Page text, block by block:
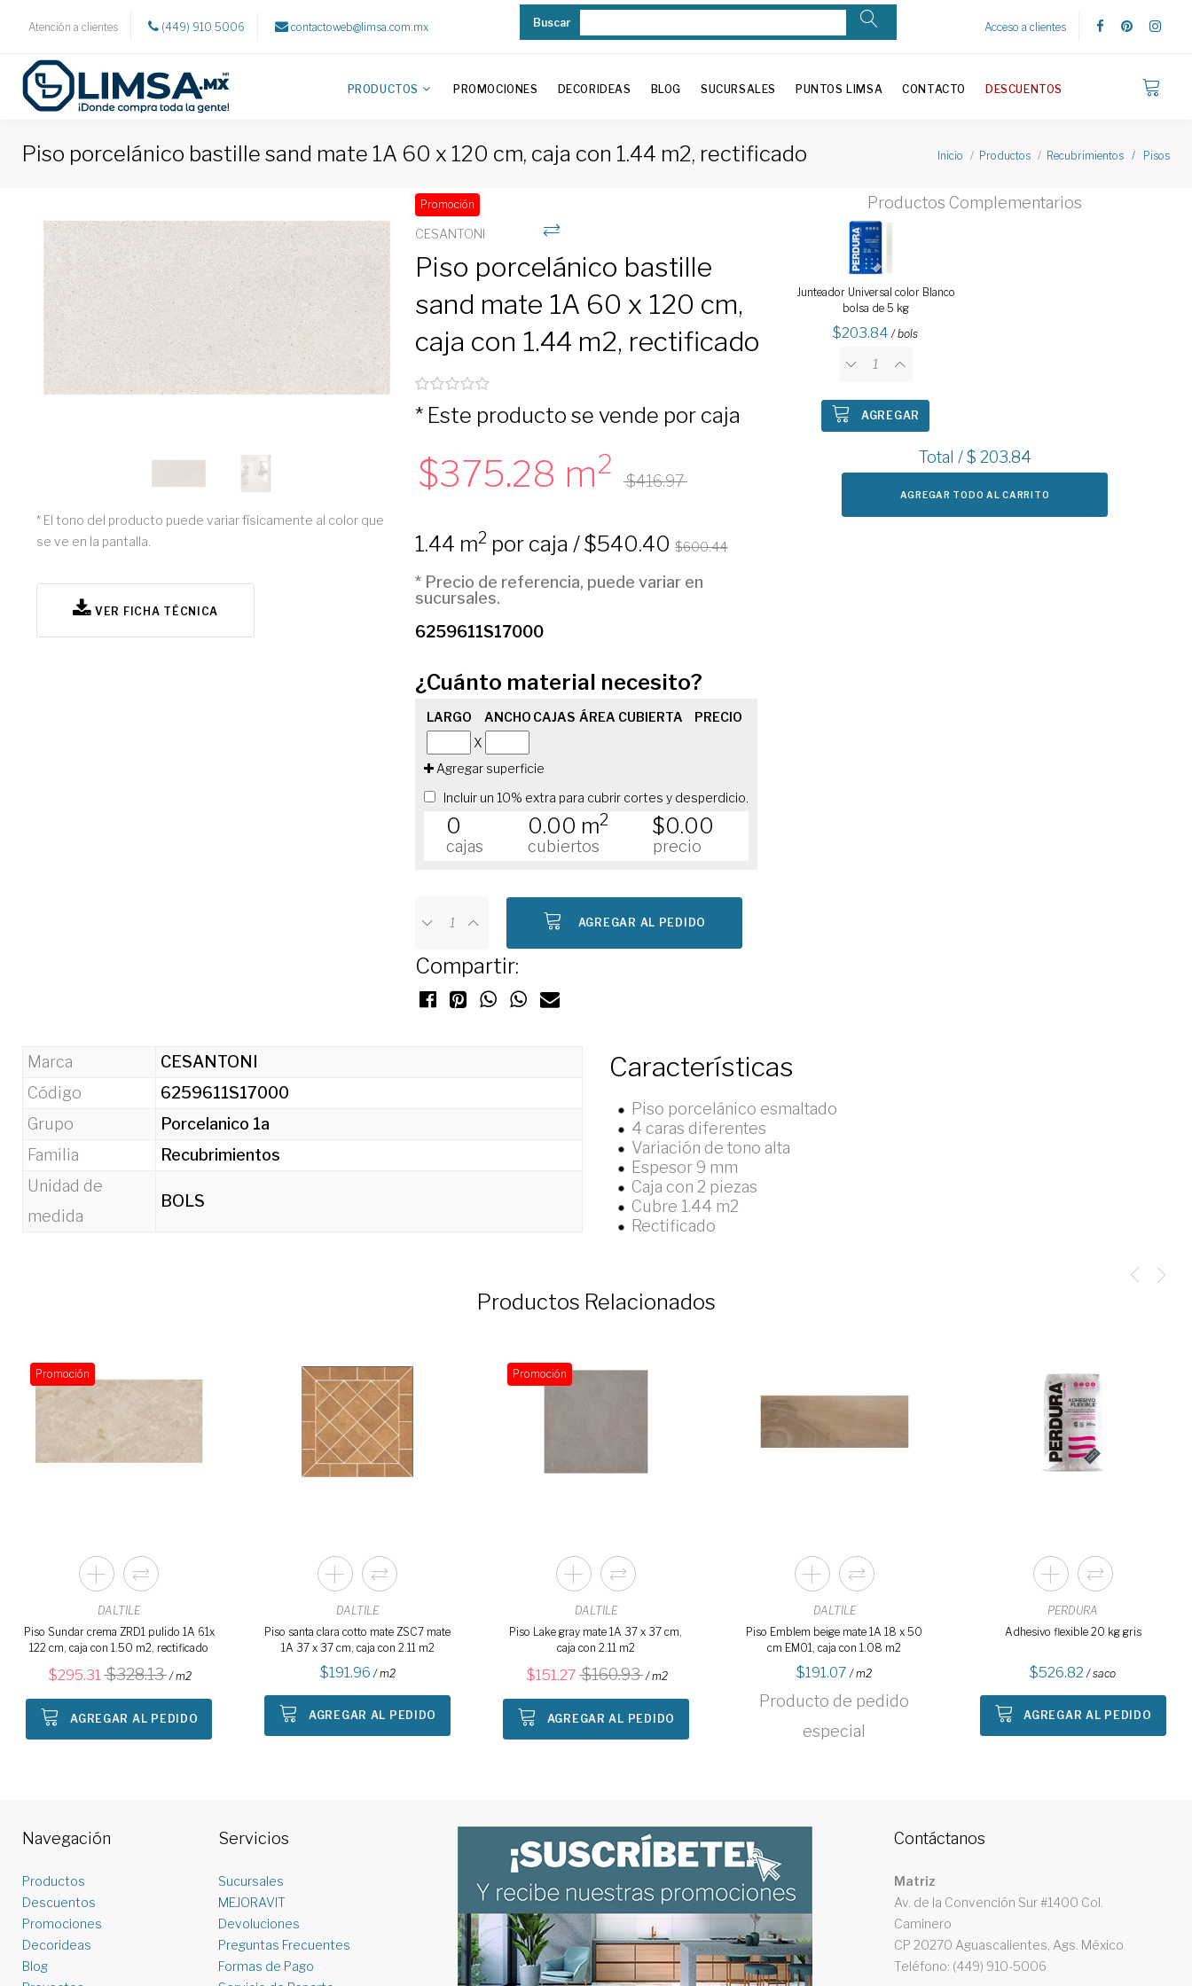
Atención a clientes (449) 910 5006 contactoweb@limsa.com.mx Buscar Acceso a clientes
PRODUCTOS PROMOCIONES DECORIDEAS BLOG SUCURSALES PUNTOS LIMSA CONTACTO DESCUENTOS
Piso porcelánico bastille sand mate 1A 60 x 120 cm, caja con 1.44 m2, rectificado Inicio Productos Recubrimientos / Pisos
* El tono del producto puede variar físicamente al color que
se ve en la pantalla.
Promoción
CESANTONI
Piso porcelánico bastille
sand mate 1A 60 x 120 cm,
caja con 1.44 m2, rectificado
* Este producto se vende por caja
375.28 m2
416.97
1.44 m2 por caja / $540.40$600.44
* Precio de referencia, puede variar en
sucursales.
6259611S17000
¿Cuánto material necesito?
LARGO ANCHO CAJAS ÁREA CUBIERTA
PRECIO
X
Agregar superficie
Incluir un 10% extra para cubrir cortes y desperdicio.
0
cajas
0.00 m2
cubiertos
$0.00
precio
AGREGAR AL PEDIDO
Compartir:
Productos Complementarios
Junteador Universal color Blanco
bolsa de 5 kg
203.84 / bols
AGREGAR
Total / $ 203.84
AGREGAR TODO AL CARRITO
Marca
CESANTONI
Código
6259611S17000
Grupo
Porcelanico 1a
Familia
Recubrimientos
Unidad de
medida
BOLS
Características
Piso porcelánico esmaltado
4 caras diferentes
Variación de tono alta
Espesor 9 mm
Caja con 2 piezas
Cubre 1.44 m2
Rectificado
Productos Relacionados
Promoción
DALTILE
Piso Sundar crema ZRD1 pulido 1A 61x
122 cm, caja con 1.50 m2, rectificado
295.31 328.13 / m2
AGREGAR AL PEDIDO
DALTILE
Piso santa clara cotto mate ZSC7 mate
1A 37 x 37 cm, caja con 2.11 m2
191.96 / m2
AGREGAR AL PEDIDO
Promoción
DALTILE
Piso Lake gray mate 1A 37 x 37 cm,
caja con 2.11 m2
151.27 160.93 / m2
AGREGAR AL PEDIDO
DALTILE
Piso Emblem beige mate 1A 18 x 50
cm EM01, caja con 1.08 m2
191.07 / m2
Producto de pedido
especial
PERDURA
Adhesivo flexible 20 kg gris
526.82 / saco
AGREGAR AL PEDIDO
Navegación
Productos
Descuentos
Promociones
Decorideas
Blog
Servicios
Sucursales
MEJORAVIT
Devoluciones
Preguntas Frecuentes
Formas de Pago
Contáctanos
Matriz
Av. de la Convención Sur #1400 Col.
Caminero
CP 20270 Aguascalientes, Ags. México
Teléfono: (449) 910-5006